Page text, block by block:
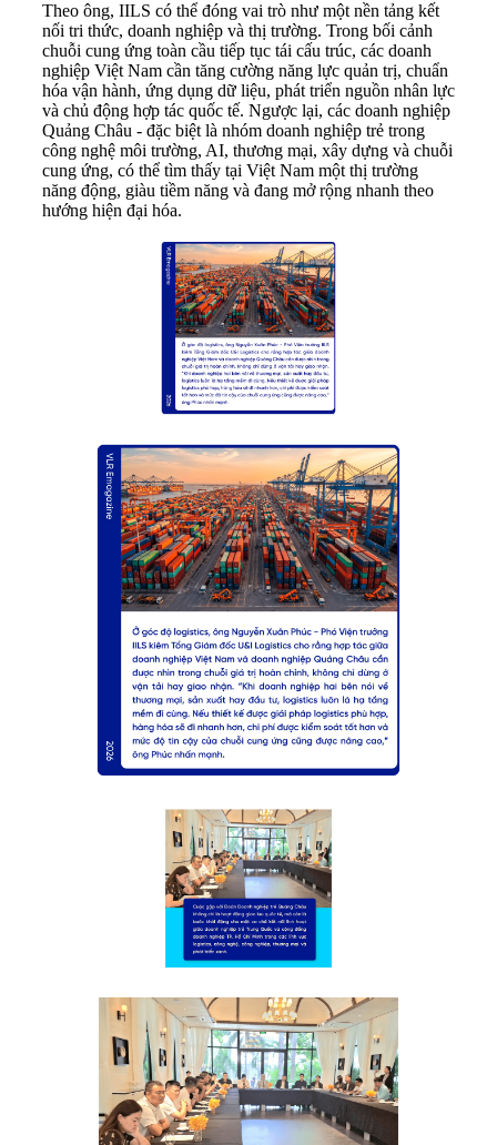
Theo ông, IILS có thể đóng vai trò như một nền tảng kết
nối tri thức, doanh nghiệp và thị trường. Trong bối cảnh
chuỗi cung ứng toàn cầu tiếp tục tái cấu trúc, các doanh
nghiệp Việt Nam cần tăng cường năng lực quản trị, chuẩn
hóa vận hành, ứng dụng dữ liệu, phát triển nguồn nhân lực
và chủ động hợp tác quốc tế. Ngược lại, các doanh nghiệp
Quảng Châu - đặc biệt là nhóm doanh nghiệp trẻ trong
công nghệ môi trường, AI, thương mại, xây dựng và chuỗi
cung ứng, có thể tìm thấy tại Việt Nam một thị trường
năng động, giàu tiềm năng và đang mở rộng nhanh theo
hướng hiện đại hóa.